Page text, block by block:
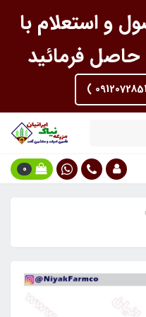
استعلام با
فرمائید
0